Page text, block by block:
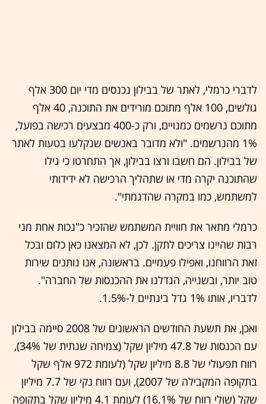
לדברי כרמלי, לאתר של בבילון נכנסים מדי יום 300 אלף
גולשים, 100 אלף מתוכם מורידים את התוכנה, 40 אלף
מתוכם נרשמים כמנויים, ורק כ-400 מבצעים רכישה בפועל,
1% מהנרשמים. "ולא מדובר באנשים שנקלעו בטעות לאתר
של בבילון. הם חשבו ורצו בבילון, אך התחרטו כי גילו
שהתוכנה יקרה מדי או שתהליך הרכישה לא ידידותי
למשתמש, כמו במקרה שהדגמתי".
כרמלי מתאר את חוויית המשתמש שהזכיר כ"נכות אחת מני
רבות שהיינו צריכים לתקן. לכן, לא המצאנו כאן כלום ובכל
זאת הרווחנו, ואפילו פעמיים. בראשונה, אנו נותנים שירות
טוב יותר, ובשנייה, הגדלנו את ההכנסות של החברה".
לדבריו, אותו 1% גדל בינתיים ל-1.5%.
ואכן, את תשעת החודשים הראשונים של 2008 סיימה בבילון
עם הכנסות של 47.8 מיליון שקל (צמיחה שנתית של 34%),
רווח תפעולי של 8.8 מיליון שקל (לעומת 972 אלף שקל
בתקופה המקבילה של 2007), ועם רווח נקי של 7.7 מיליון
שקל (שולי רווח של 16.1%) לעומת 4.1 מיליון שקל בתקופה